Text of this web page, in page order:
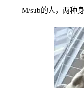
M/sub的人，两种